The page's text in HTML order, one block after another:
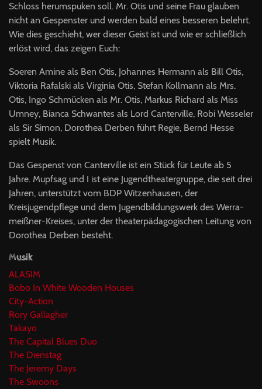
Schloss herumspuken soll. Mr. Otis und seine Frau glauben
nicht an Gespenster und werden bald eines besseren belehrt.
Wie dies geschieht, wer dieser Geist ist und wie er schließlich
erlöst wird, das zeigen Euch:
Soeren Amine als Ben Otis, Johannes Hermann als Bill Otis,
Viktoria Rafalski als Virginia Otis, Stefan Kollmann als Mrs.
Otis, Ingo Schmücken als Mr. Otis, Markus Richard als Miss
Umney, Bianca Schwantes als Lord Canterville, Robi Wesseler
als Sir Simon, Dorothea Derben führt Regie, Bernd Hesse
spielt Musik.
Das Gespenst von Canterville ist ein Stück für Leute ab 5
Jahre. Mupfsag und I ist eine Jugendtheatergruppe, die seit drei
Jahren, unterstützt vom BDP Witzenhausen, der
Kreisjugendpflege und dem Jugendbildungswerk des Werra-
meißner-Kreises, unter der theaterpädagogischen Leitung von
Dorothea Derben besteht.
Musik
ALASIM
Bobo In White Wooden Houses
City-Action
Rory Gallagher
Takayo
The Capital Blues Duo
The Dienstag
The Jeremy Days
The Swoons